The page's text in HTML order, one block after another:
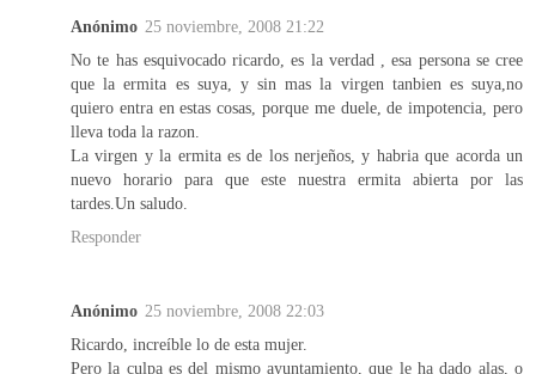
Anónimo 25 noviembre, 2008 21:22
No te has esquivocado ricardo, es la verdad , esa persona se cree
que la ermita es suya, y sin mas la virgen tanbien es suya,no
quiero entra en estas cosas, porque me duele, de impotencia, pero
lleva toda la razon.
La virgen y la ermita es de los nerjeños, y habria que acorda un
nuevo horario para que este nuestra ermita abierta por las
tardes.Un saludo.
Responder
Anónimo 25 noviembre, 2008 22:03
Ricardo, increíble lo de esta mujer.
Pero la culpa es del mismo ayuntamiento, que le ha dado alas, o